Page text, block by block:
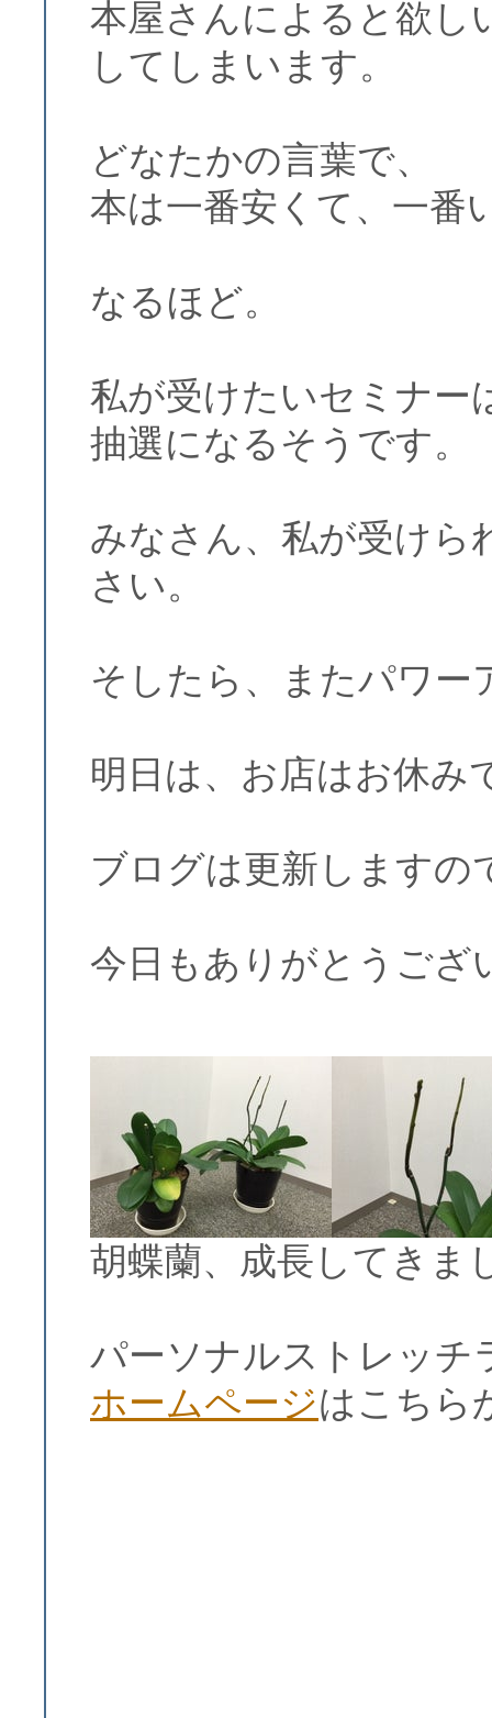
本屋さんによると欲し
してしまいます。
どなたかの言葉で、
本は一番安くて、一番
なるほど。
私が受けたいセミナー
抽選になるそうです。
みなさん、私が受けら
さい。
そしたら、またパワー
明日は、お店はお休み
ブログは更新しますの
今日もありがとうござ
胡蝶蘭、成長してきま
パーソナルストレッ
ホームページはこちら